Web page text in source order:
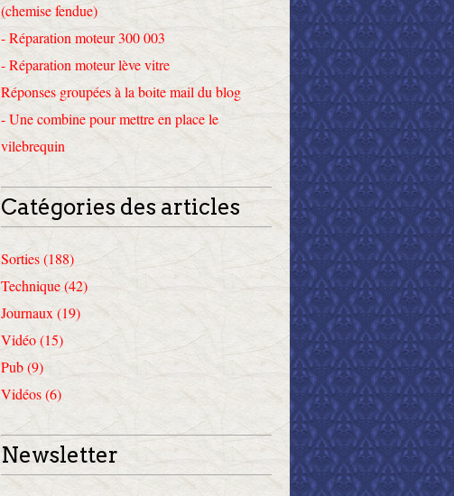
(chemise fendue)
- Réparation moteur 300 003
- Réparation moteur lève vitre
Réponses groupées à la boite mail du blog
- Une combine pour mettre en place le
vilebrequin
Catégories des articles
Sorties (188)
Technique (42)
Journaux (19)
Vidéo (15)
Pub (9)
Vidéos (6)
Newsletter